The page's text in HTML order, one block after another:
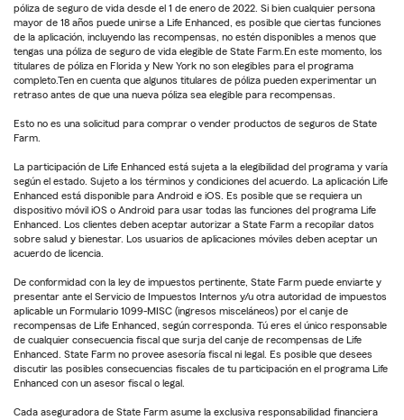
póliza de seguro de vida desde el 1 de enero de 2022. Si bien cualquier persona
mayor de 18 años puede unirse a Life Enhanced, es posible que ciertas funciones
de la aplicación, incluyendo las recompensas, no estén disponibles a menos que
tengas una póliza de seguro de vida elegible de State Farm.En este momento, los
titulares de póliza en Florida y New York no son elegibles para el programa
completo.Ten en cuenta que algunos titulares de póliza pueden experimentar un
retraso antes de que una nueva póliza sea elegible para recompensas.
Esto no es una solicitud para comprar o vender productos de seguros de State
Farm.
La participación de Life Enhanced está sujeta a la elegibilidad del programa y varía
según el estado. Sujeto a los términos y condiciones del acuerdo. La aplicación Life
Enhanced está disponible para Android e iOS. Es posible que se requiera un
dispositivo móvil iOS o Android para usar todas las funciones del programa Life
Enhanced. Los clientes deben aceptar autorizar a State Farm a recopilar datos
sobre salud y bienestar. Los usuarios de aplicaciones móviles deben aceptar un
acuerdo de licencia.
De conformidad con la ley de impuestos pertinente, State Farm puede enviarte y
presentar ante el Servicio de Impuestos Internos y/u otra autoridad de impuestos
aplicable un Formulario 1099-MISC (ingresos misceláneos) por el canje de
recompensas de Life Enhanced, según corresponda. Tú eres el único responsable
de cualquier consecuencia fiscal que surja del canje de recompensas de Life
Enhanced. State Farm no provee asesoría fiscal ni legal. Es posible que desees
discutir las posibles consecuencias fiscales de tu participación en el programa Life
Enhanced con un asesor fiscal o legal.
Cada aseguradora de State Farm asume la exclusiva responsabilidad financiera